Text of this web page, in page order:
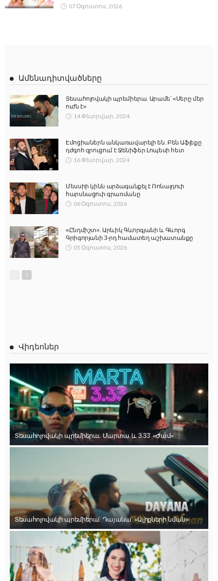
07 Օգոստոս, 2026
Ամենադիտվածները
Տեսահոլովակի պրեմիերա. Արամե՝ «Սերը մեր
ուժն է»
14 Փետրվար, 2024
Էմոցիաներն անկառավարելի են. Բեն Աֆլեքը
դժգոհ զրուցում է Ջենիֆեր Լոպեսի հետ
16 Փետրվար, 2024
Մեսսիի կինն արձագանքել է Ռոնալդուի
հարսնացուի գրառմանը
06 Օգոստոս, 2026
«Ընդմիշտ». Արևիկ Գևորգյանի և Գևորգ
Գրիգորյանի 3-րդ համատեղ աշխատանքը
05 Օգոստոս, 2026
Վիդեոներ
Տեսահոլովակի պրեմիերա․ Մարտա և 3.33՝ «Ժամ»
Տեսահոլովակի պրեմիերա. Դայանա՝ «Ալիքների նման»